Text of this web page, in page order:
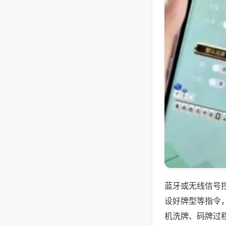
蓝牙或无线信号
设好牌型等指令
机洗牌、码牌过